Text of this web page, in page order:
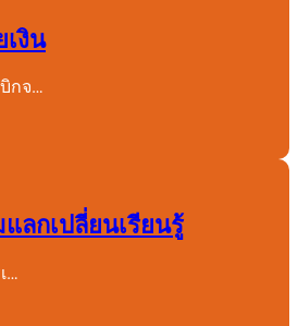
งิน
กจ…
แลกเปลี่ยนเรียนรู้
…